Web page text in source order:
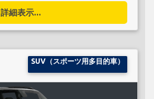
詳細表示...
SUV（スポーツ用多目的車）